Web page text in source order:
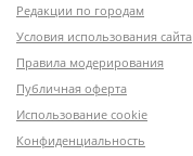
Редакции по городам
Условия использования сайта
Правила модерирования
Публичная оферта
Использование cookie
Конфиденциальность